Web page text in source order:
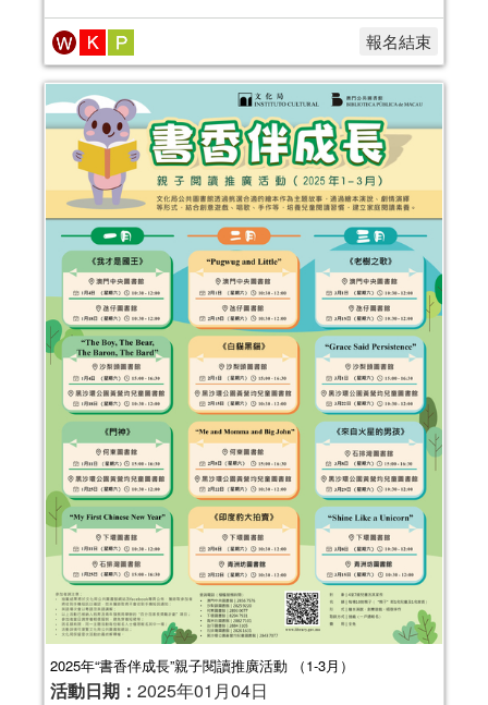
報名結束
2025年“書香伴成長”親子閱讀推廣活動 （1-3月）
活動日期： 2025年01月04日